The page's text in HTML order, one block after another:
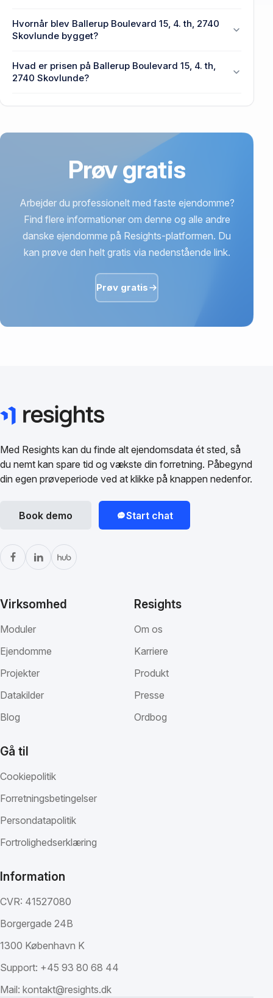
th, 2740 Skovlunde.
Hvornår blev Ballerup Boulevard 15, 4. th, 2740
Skovlunde bygget?
Boulevard 15, 4. th, 2740 Skovlunde.
Hvad er prisen på Ballerup Boulevard 15, 4. th,
2740 Skovlunde?
Prøv gratis
Arbejder du professionelt med faste ejendomme?
Find flere informationer om denne og alle andre
danske ejendomme på Resights-platformen. Du
kan prøve den helt gratis via nedenstående link.
Prøv gratis
Med Resights kan du finde alt ejendomsdata ét sted, så
du nemt kan spare tid og vækste din forretning. Påbegynd
din egen prøveperiode ved at klikke på knappen nedenfor.
Book demo Start chat
Virksomhed
Moduler
Ejendomme
Projekter
Datakilder
Blog
Resights
Om os
Karriere
Produkt
Presse
Ordbog
Gå til
Cookiepolitik
Forretningsbetingelser
Persondatapolitik
Fortrolighedserklæring
Information
CVR: 41527080
Borgergade 24B
1300 København K
Support: +45 93 80 68 44
Mail: kontakt@resights.dk